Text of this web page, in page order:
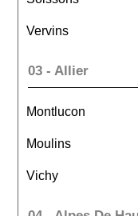
Vervins
03 - Allier
Montlucon
Moulins
Vichy